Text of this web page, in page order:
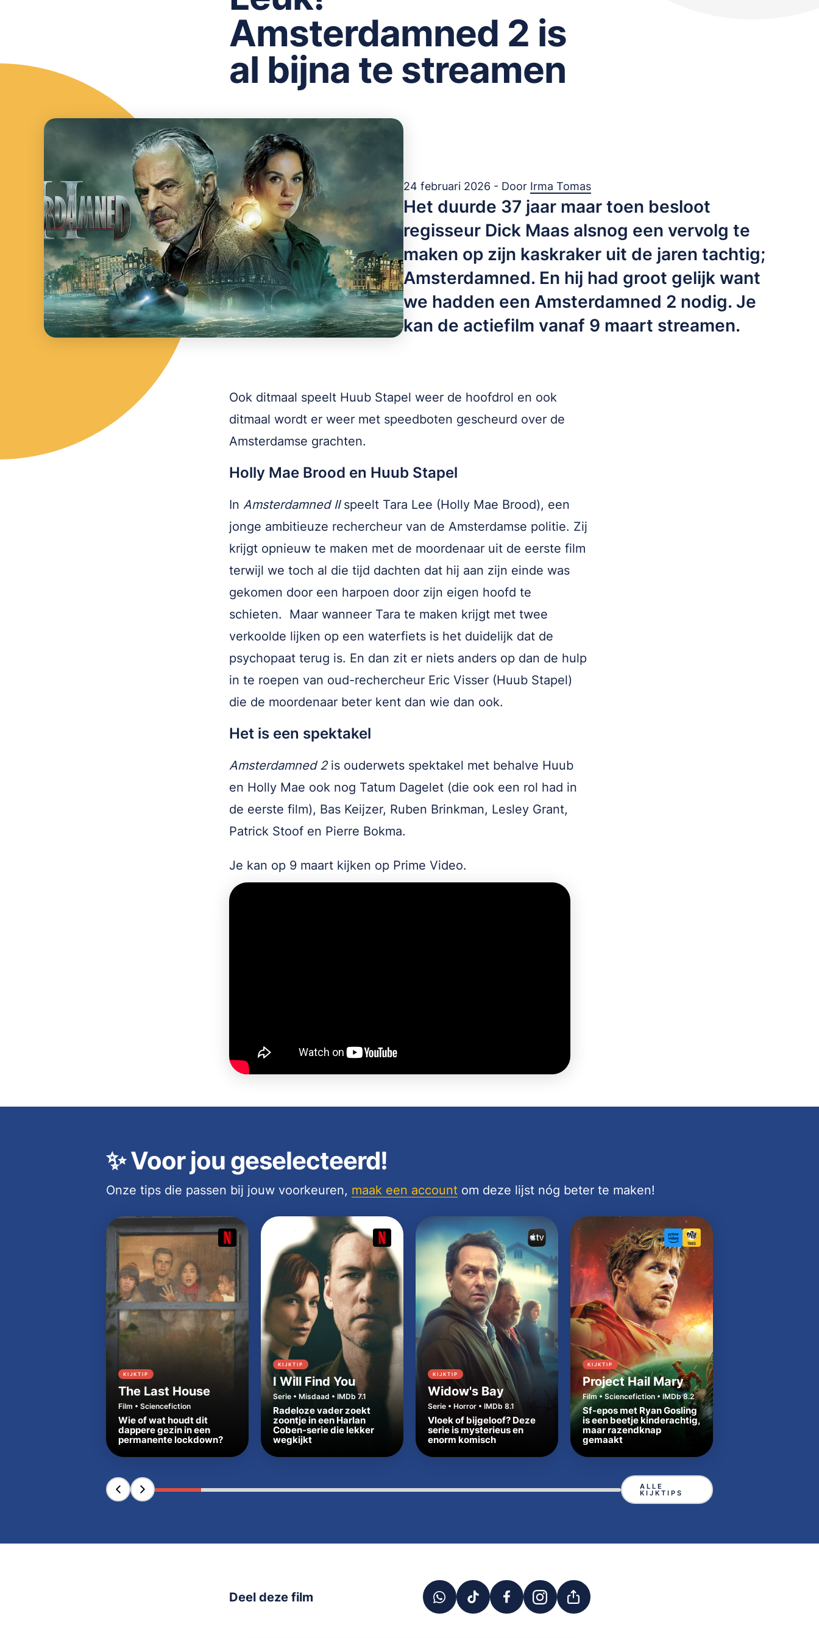
Amsterdamned 2 is
al bijna te streamen
24 februari 2026 - Door Irma Tomas
Het duurde 37 jaar maar toen besloot
regisseur Dick Maas alsnog een vervolg te
maken op zijn kaskraker uit de jaren tachtig;
Amsterdamned. En hij had groot gelijk want
we hadden een Amsterdamned 2 nodig. Je
kan de actiefilm vanaf 9 maart streamen.
Ook ditmaal speelt Huub Stapel weer de hoofdrol en ook
ditmaal wordt er weer met speedboten gescheurd over de
Amsterdamse grachten.
Holly Mae Brood en Huub Stapel
In Amsterdamned IIspeelt Tara Lee (Holly Mae Brood), een
jonge ambitieuze rechercheur van de Amsterdamse politie. Zij
krijgt opnieuw te maken met de moordenaar uit de eerste film
terwijl we toch al die tijd dachten dat hij aan zijn einde was
gekomen door een harpoen door zijn eigen hoofd te
schieten. Maar wanneer Tara te maken krijgt met twee
verkoolde lijken op een waterfiets is het duidelijk dat de
psychopaat terug is. En dan zit er niets anders op dan de hulp
in te roepen van oud-rechercheur Eric Visser (Huub Stapel)
die de moordenaar beter kent dan wie dan ook.
Het is een spektakel
Amsterdamned 2is ouderwets spektakel met behalve Huub
en Holly Mae ook nog Tatum Dagelet (die ook een rol had in
de eerste film), Bas Keijzer, Ruben Brinkman, Lesley Grant,
Patrick Stoof en Pierre Bokma.
Je kan op 9 maart kijken op Prime Video.
✨Voor jou geselecteerd!
Onze tips die passen bij jouw voorkeuren, maak een account om deze lijst nóg beter te maken!
KIJKTIP
The Last House
Film • Sciencefiction
Wie of wat houdt dit
dappere gezin in een
permanente lockdown?
KIJKTIP
I Will Find You
Serie • Misdaad • IMDb 7.1
Radeloze vader zoekt
zoontje in een Harlan
Coben-serie die lekker
wegkijkt
KIJKTIP
Widow's Bay
Serie • Horror • IMDb 8.1
Vloek of bijgeloof? Deze
serie is mysterieus en
enorm komisch
KIJKTIP
Project Hail Mary
Film • Sciencefiction • IMDb 8.2
Sf-epos met Ryan Gosling
is een beetje kinderachtig,
maar razendknap
gemaakt
ALLE
KIJKTIPS
Deel deze film